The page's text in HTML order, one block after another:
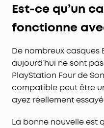
Est-ce qu’un
fonctionne
De nombreux
aujourd’hui ne sont
PlayStation Four de
compatible peut être
ayez réellement
La bonne nouvelle est